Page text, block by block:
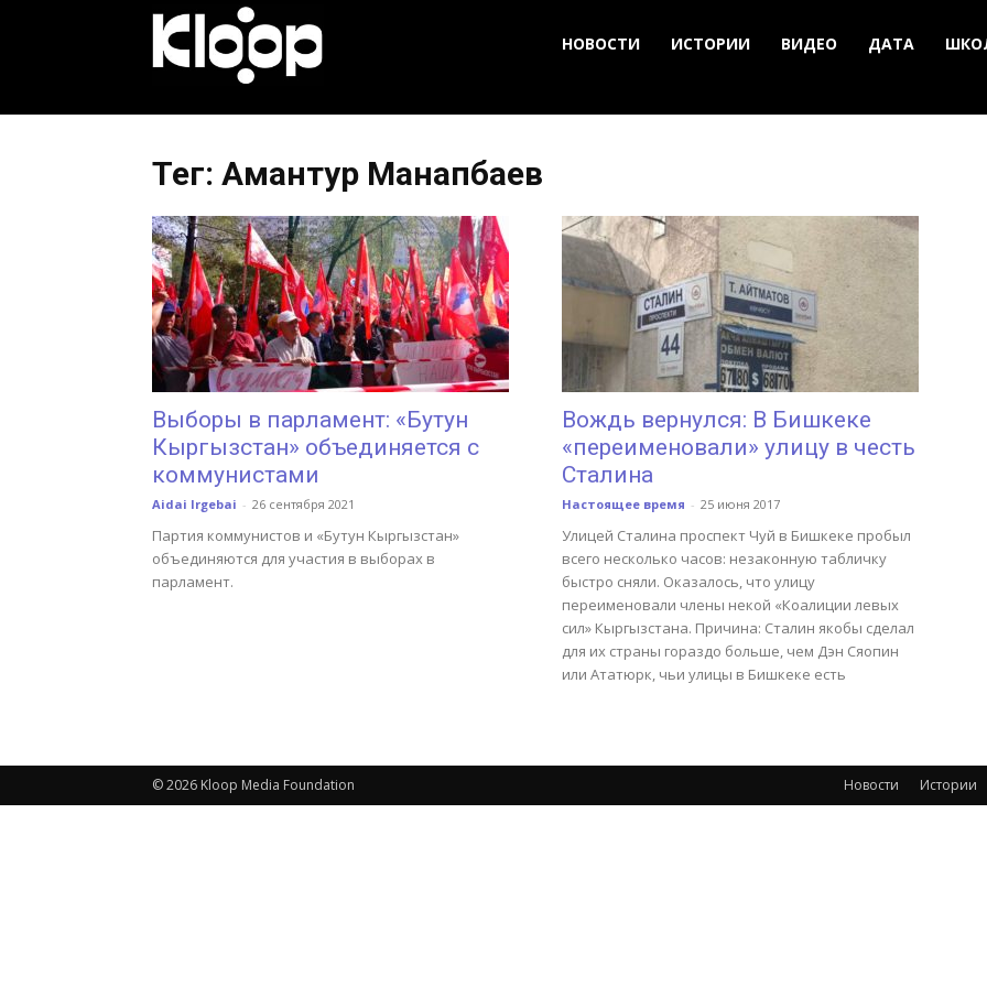
Новости
Кыргызстана
НОВОСТИ ИСТОРИИ ВИДЕО ДАТА
Тег: Амантур Манапбаев
Выборы в парламент: «Бутун
Кыргызстан» объединяется с
коммунистами
Aidai Irgebai - 26 сентября 2021
Партия коммунистов и «Бутун Кыргызстан»
объединяются для участия в выборах в
парламент.
Вождь вернулся: В Бишкеке
«переименовали» улицу в честь
Сталина
Настоящее время - 25 июня 2017
Улицей Сталина проспект Чуй в Бишкеке пробыл
всего несколько часов: незаконную табличку
быстро сняли. Оказалось, что улицу
переименовали члены некой «Коалиции левых
сил» Кыргызстана. Причина: Сталин якобы сделал
для их страны гораздо больше, чем Дэн Сяопин
или Ататюрк, чьи улицы в Бишкеке есть
Новости Истории
© 2026 Kloop Media Foundation